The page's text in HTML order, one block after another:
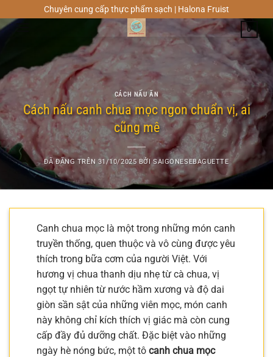
đến
Chuyên cung cấp thực phẩm sạch | Halona Fruist
0
CÁCH NẤU ĂN
Cách nấu canh chua mọc ngon chuẩn vị, ai
cũng mê
ĐÃ ĐĂNG TRÊN 31/10/2025 BỞISAIGONESEBAGUETTE
Canh chua mọc là một trong những món canh
truyền thống, quen thuộc và vô cùng được yêu
thích trong bữa cơm của người Việt. Với
hương vị chua thanh dịu nhẹ từ cà chua, vị
ngọt tự nhiên từ nước hầm xương và độ dai
giòn sần sật của những viên mọc, món canh
này không chỉ kích thích vị giác mà còn cung
cấp đầy đủ dưỡng chất. Đặc biệt vào những
ngày hè nóng bức, một tô canh chua mọc